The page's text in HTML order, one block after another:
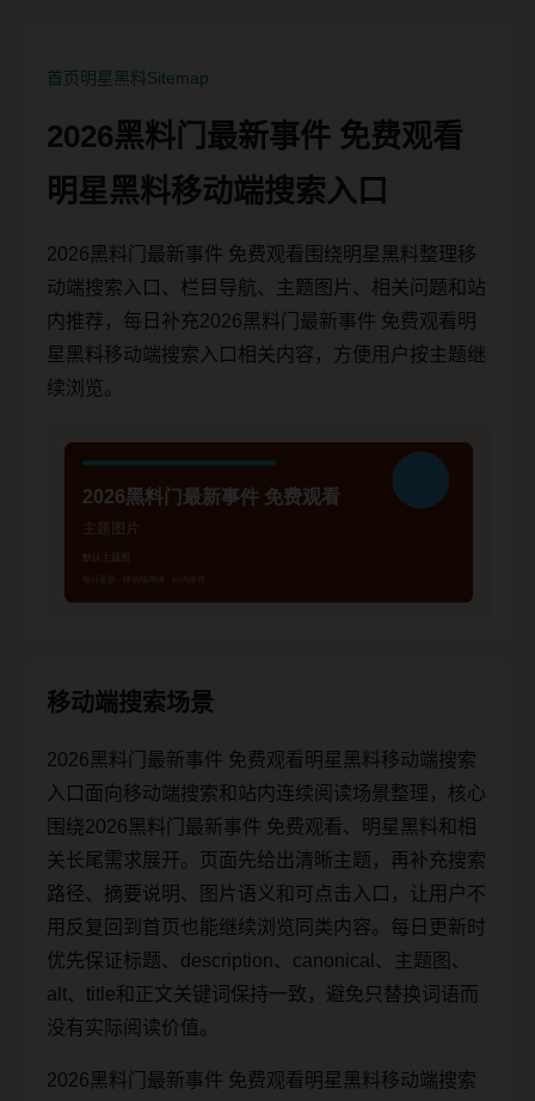
首页明星黑料Sitemap
2026黑料门最新事件 免费观看
明星黑料移动端搜索入口
2026黑料门最新事件 免费观看围绕明星黑料整理移
动端搜索入口、栏目导航、主题图片、相关问题和站
内推荐，每日补充2026黑料门最新事件 免费观看明
星黑料移动端搜索入口相关内容，方便用户按主题继
续浏览。
移动端搜索场景
2026黑料门最新事件 免费观看明星黑料移动端搜索
入口面向移动端搜索和站内连续阅读场景整理，核心
围绕2026黑料门最新事件 免费观看、明星黑料和相
关长尾需求展开。页面先给出清晰主题，再补充搜索
路径、摘要说明、图片语义和可点击入口，让用户不
用反复回到首页也能继续浏览同类内容。每日更新时
优先保证标题、description、canonical、主题图、
alt、title和正文关键词保持一致，避免只替换词语而
没有实际阅读价值。
2026黑料门最新事件 免费观看明星黑料移动端搜索